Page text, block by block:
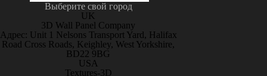
Выберите свой город
UK
3D Wall Panel Company
Адрес: Unit 1 Nelsons Transport Yard, Halifax
Road Cross Roads, Keighley, West Yorkshire,
BD22 9BG
USA
Textures-3D